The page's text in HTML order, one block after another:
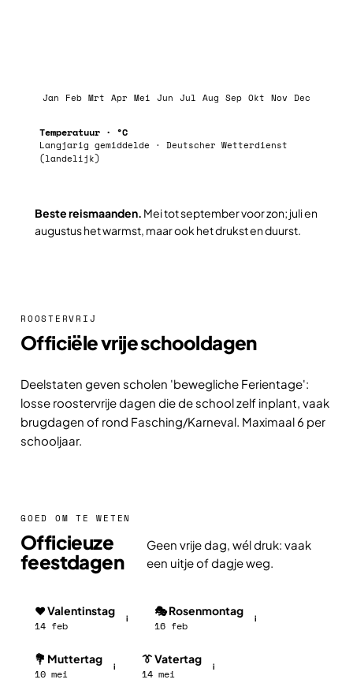
Jan Feb Mrt Apr Mei Jun Jul Aug Sep Okt Nov Dec
Temperatuur · °C
Langjarig gemiddelde · Deutscher Wetterdienst
(landelijk)
Beste reismaanden. Mei tot september voor zon; juli en
augustus het warmst, maar ook het drukst en duurst.
ROOSTERVRIJ
Officiële vrije schooldagen
Deelstaten geven scholen 'bewegliche Ferientage':
losse roostervrije dagen die de school zelf inplant, vaak
brugdagen of rond Fasching/Karneval. Maximaal 6 per
schooljaar.
GOED OM TE WETEN
Officieuze
feestdagen
Geen vrije dag, wél druk: vaak
een uitje of dagje weg.
❤️ Valentinstag
14 feb
i
🎭 Rosenmontag
16 feb
i
💐 Muttertag
10 mei
i
👔 Vatertag
14 mei
i